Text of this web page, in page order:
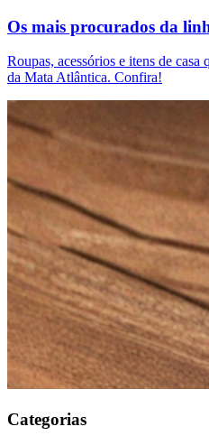
Os mais procurados da
Roupas, acessórios e itens de casa
da Mata Atlântica. Confira!
Categorias